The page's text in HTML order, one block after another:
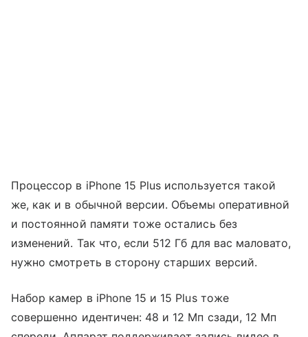
Процессор в iPhone 15 Plus используется такой
же, как и в обычной версии. Объемы оперативной
и постоянной памяти тоже остались без
изменений. Так что, если 512 Гб для вас маловато,
нужно смотреть в сторону старших версий.
Набор камер в iPhone 15 и 15 Plus тоже
совершенно идентичен: 48 и 12 Мп сзади, 12 Мп